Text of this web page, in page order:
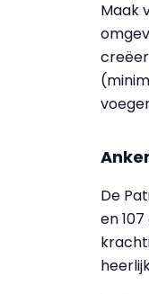
Maak
De
en